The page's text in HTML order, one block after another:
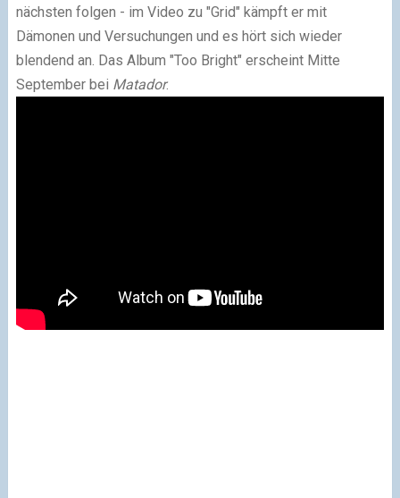
nächsten folgen - im Video zu "Grid" kämpft er mit
Dämonen und Versuchungen und es hört sich wieder
blendend an. Das Album "Too Bright" erscheint Mitte
September bei Matador.